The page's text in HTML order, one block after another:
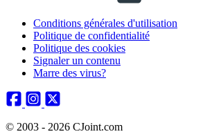
Conditions générales d'utilisation
Politique de confidentialité
Politique des cookies
Signaler un contenu
Marre des virus?
© 2003 - 2026 CJoint.com